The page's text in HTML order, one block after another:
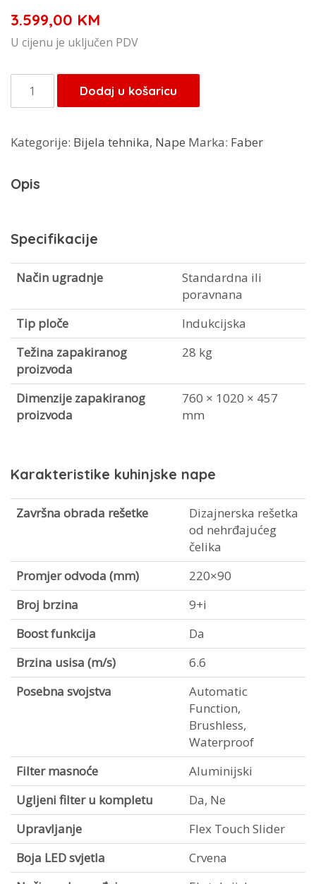
3.599,00 KM
U cijenu je uključen PDV
Faber
Galileo
napa
pločom
količina
Dodaj u košaricu
Kategorije: Bijela tehnika, Nape Marka: Faber
Opis
Specifikacije
Način ugradnje
Standardna ili
poravnana
Tip ploče
Indukcijska
Težina zapakiranog
proizvoda
28 kg
Dimenzije zapakiranog
proizvoda
760 × 1020 × 457
mm
Karakteristike kuhinjske nape
Završna obrada rešetke
Dizajnerska rešetka
od nehrđajućeg
čelika
Promjer odvoda (mm)
220×90
Broj brzina
9+i
Boost funkcija
Da
Brzina usisa (m/s)
6.6
Posebna svojstva
Automatic
Function,
Brushless,
Waterproof
Filter masnoće
Aluminijski
Ugljeni filter u kompletu
Da, Ne
Upravljanje
Flex Touch Slider
Boja LED svjetla
Crvena